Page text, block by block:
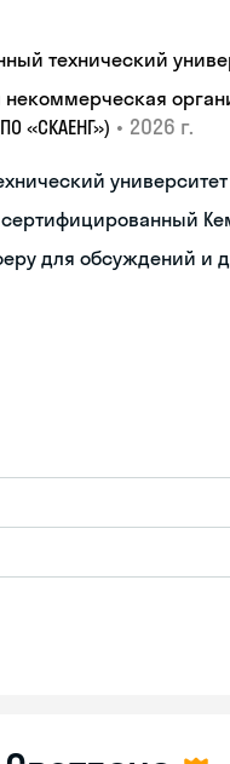
технический
некоммерческая
«СКАЕНГ») • 2026 г.
для обсуждений и